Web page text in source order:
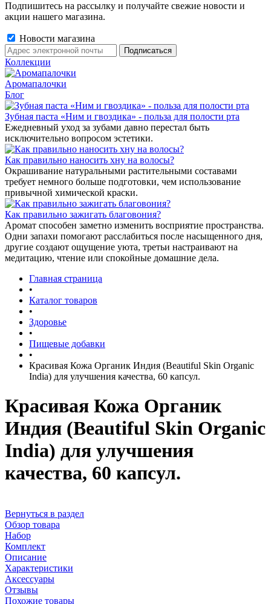
Подпишитесь на рассылку и получайте свежие новости и
акции нашего магазина.
Новости магазина
Коллекции
Аромапалочки
Блог
Зубная паста «Ним и гвоздика» - польза для полости рта
Ежедневный уход за зубами давно перестал быть
исключительно вопросом эстетики.
Как правильно наносить хну на волосы?
Окрашивание натуральными растительными составами
требует немного больше подготовки, чем использование
привычной химической краски.
Как правильно зажигать благовония?
Аромат способен заметно изменить восприятие пространства.
Одни запахи помогают расслабиться после насыщенного дня,
другие создают ощущение уюта, третьи настраивают на
медитацию, чтение или спокойные домашние дела.
Главная страница
•
Каталог товаров
•
Здоровье
•
Пищевые добавки
•
Красивая Кожа Органик Индия (Beautiful Skin Organic
India) для улучшения качества, 60 капсул.
Красивая Кожа Органик
Индия (Beautiful Skin Organic
India) для улучшения
качества, 60 капсул.
Вернуться в раздел
Обзор товара
Набор
Комплект
Описание
Характеристики
Аксессуары
Отзывы
Похожие товары